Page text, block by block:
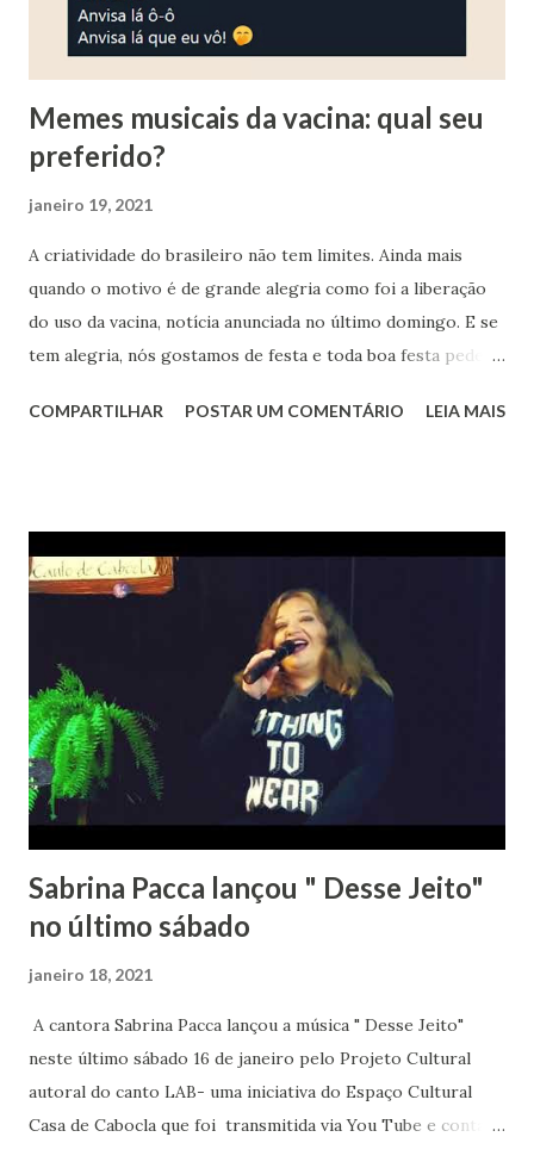
pudesse cantar junto, dentre elas Perigo...
Memes musicais da vacina: qual seu
preferido?
janeiro 19, 2021
A criatividade do brasileiro não tem limites. Ainda mais
quando o motivo é de grande alegria como foi a liberação
do uso da vacina, notícia anunciada no último domingo. E se
tem alegria, nós gostamos de festa e toda boa festa pede
publicados na web que me chamaram a atenção... A página
da vacinação. Aliás volta e meia me pego pensando no que
diria Elis sobre os tempos atuais. Legião Urbana teve uma
versão atualizada de Eduardo e Mônica...Sempre atuais.
Raulzito foi categórico ao afirmar que não se deve ser
besta pra tirar onda de herói, seja esperto como o
"Cowboy fora da Lei" Mas como aqui o papo é música e a
gente está muito feliz vou deixar a versão que a Orquestra
Sinfônica da Bahia fez do funk "Bum Bum Tam tam" do MC
Fioti , que virou "...
COMPARTILHAR POSTAR UM COMENTÁRIO LEIA MAIS
Sabrina Pacca lançou " Desse Jeito"
no último sábado
janeiro 18, 2021
A cantora Sabrina Pacca lançou a música " Desse Jeito"
neste último sábado 16 de janeiro pelo Projeto Cultural
autoral do canto LAB- uma iniciativa do Espaço Cultural
Casa de Cabocla que foi transmitida via You Tube e conta